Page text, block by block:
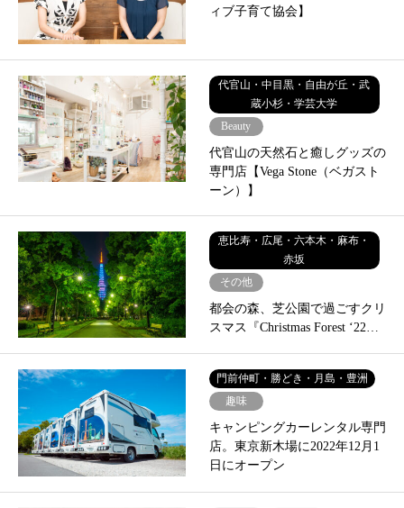
ィブ子育て協会】
代官山・中目黒・自由が丘・武
蔵小杉・学芸大学
Beauty
代官山の天然石と癒しグッズの
専門店【Vega Stone（ベガスト
ーン）】
恵比寿・広尾・六本木・麻布・
赤坂
その他
都会の森、芝公園で過ごすクリ
スマス『Christmas Forest ‘22…
門前仲町・勝どき・月島・豊洲
趣味
キャンピングカーレンタル専門
店。東京新木場に2022年12月1
日にオープン